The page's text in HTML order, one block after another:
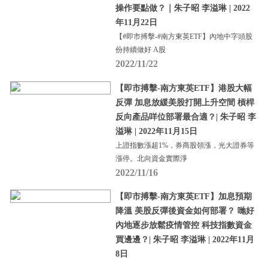
操作要點做？｜朱子昭 李溢琳 | 2022
年11月22日
【#即市搏擊-#南方東英ETF】內地中字頭股
份持續做好 A股
2022/11/22
【即市搏擊-南方東英ETF】港股大幅
反彈 加息放緩美股打開上升空間 槓桿
反向產品咩位部署最合適？| 朱子昭 李
溢琳 | 2022年11月15日
上證指數漲超1%，券商股領漲，光大證券等
漲停。北向資金實際淨
2022/11/16
【即市搏擊-南方東英ETF】加息預期
降溫 美股反彈後資金如何部署？ 哋好
內地逐步放鬆疫情管控 科技指數資金
買邊邊？| 朱子昭 李溢琳 | 2022年11月
8日